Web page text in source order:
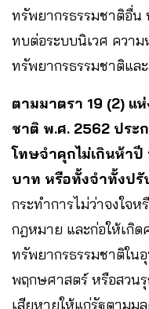
ทรัพยากรธรรมชาติอื่น
ทบต่อระบบนิเวศ ควา
ทรัพยากรธรรมชาติแล
ตามมาตรา 19 (2)
ชาติ พ.ศ. 2562 ประ
โทษจำคุกไม่เกินห้าปี
บาท หรือทั้งจำทั้งปรั
กระทำการไม่ว่าจงใจ
กฎหมาย และก่อให้เกิด
ทรัพยากรธรรมชาติใ
พฤกษศาสตร์ หรือสวน
เสียหายให้แก่รัฐตามมู